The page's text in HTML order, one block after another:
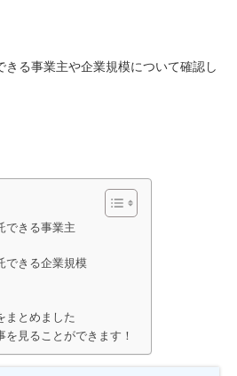
る事業主や企業規模について確認し
できる事業主
できる企業規模
まとめました
見ることができます！